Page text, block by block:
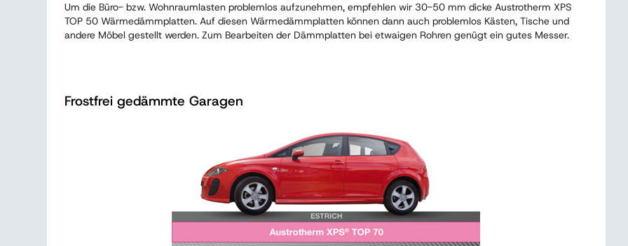
Um die Büro- bzw. Wohnraumlasten problemlos aufzunehmen, empfehlen wir 30-50 mm dicke Austrotherm XPS
TOP 50 Wärmedämmplatten. Auf diesen Wärmedämmplatten können dann auch problemlos Kästen, Tische und
andere Möbel gestellt werden. Zum Bearbeiten der Dämmplatten bei etwaigen Rohren genügt ein gutes Messer.
Frostfrei gedämmte Garagen